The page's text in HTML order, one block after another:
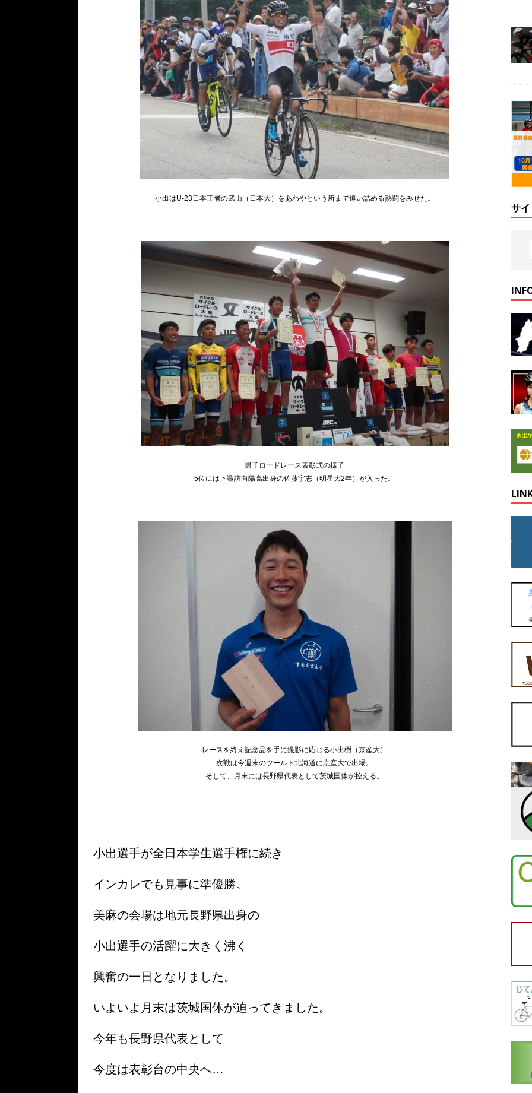
小出はU-23日本王者の武山（日本大）をあわやという所まで追い詰める熱闘をみせた。
男子ロードレース表彰式の様子
5位には下諏訪向陽高出身の佐藤宇志（明星大2年）が入った。
レースを終え記念品を手に撮影に応じる小出樹（京産大）
次戦は今週末のツールド北海道に京産大で出場。
そして、月末には長野県代表として茨城国体が控える。
小出選手が全日本学生選手権に続き
インカレでも見事に準優勝。
美麻の会場は地元長野県出身の
小出選手の活躍に大きく沸く
興奮の一日となりました。
いよいよ月末は茨城国体が迫ってきました。
今年も長野県代表として
今度は表彰台の中央へ…
サ